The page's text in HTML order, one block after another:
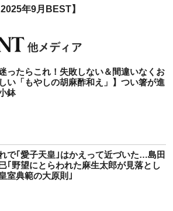
2025年9月BEST】
迷ったらこれ！失敗しない＆間違いなくお
い「もやしの胡麻酢和え」】つい箸が進
鉢
で｢愛子天皇｣はかえって近づいた…島田
｢野望にとらわれた麻生太郎が見落とし
室典範の大原則｣